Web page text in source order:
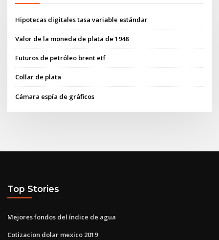
Hipotecas digitales tasa variable estándar
Valor de la moneda de plata de 1948
Futuros de petróleo brent etf
Collar de plata
Cámara espía de gráficos
Top Stories
Mejores fondos del índice de agua
Cotizacion dolar mexico 2019